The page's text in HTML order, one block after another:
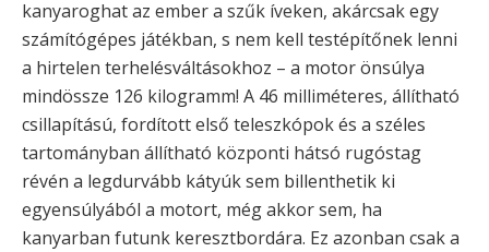
kanyaroghat az ember a szűk íveken, akárcsak egy
számítógépes játékban, s nem kell testépítőnek lenni
a hirtelen terhelésváltásokhoz – a motor önsúlya
mindössze 126 kilogramm! A 46 milliméteres, állítható
csillapítású, fordított első teleszkópok és a széles
tartományban állítható központi hátsó rugóstag
révén a legdurvább kátyúk sem billenthetik ki
egyensúlyából a motort, még akkor sem, ha
kanyarban futunk keresztbordára. Ez azonban csak a